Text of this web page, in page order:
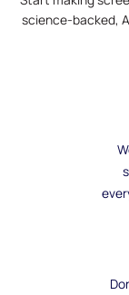
science-backed,